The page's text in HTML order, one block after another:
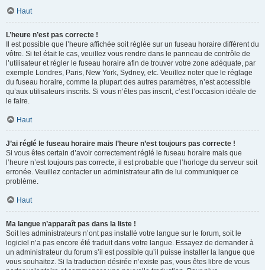
Haut
L’heure n’est pas correcte !
Il est possible que l’heure affichée soit réglée sur un fuseau horaire différent du
vôtre. Si tel était le cas, veuillez vous rendre dans le panneau de contrôle de
l’utilisateur et régler le fuseau horaire afin de trouver votre zone adéquate, par
exemple Londres, Paris, New York, Sydney, etc. Veuillez noter que le réglage
du fuseau horaire, comme la plupart des autres paramètres, n’est accessible
qu’aux utilisateurs inscrits. Si vous n’êtes pas inscrit, c’est l’occasion idéale de
le faire.
Haut
J’ai réglé le fuseau horaire mais l’heure n’est toujours pas correcte !
Si vous êtes certain d’avoir correctement réglé le fuseau horaire mais que
l’heure n’est toujours pas correcte, il est probable que l’horloge du serveur soit
erronée. Veuillez contacter un administrateur afin de lui communiquer ce
problème.
Haut
Ma langue n’apparaît pas dans la liste !
Soit les administrateurs n’ont pas installé votre langue sur le forum, soit le
logiciel n’a pas encore été traduit dans votre langue. Essayez de demander à
un administrateur du forum s’il est possible qu’il puisse installer la langue que
vous souhaitez. Si la traduction désirée n’existe pas, vous êtes libre de vous